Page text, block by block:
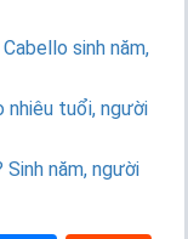
sinh năm,
nhiêu tuổi, người
năm, người